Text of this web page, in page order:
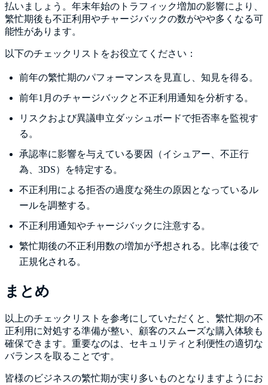
払いましょう。年末年始のトラフィック増加の影響により、
繁忙期後も不正利用やチャージバックの数がやや多くなる可
能性があります。
以下のチェックリストをお役立てください：
前年の繁忙期のパフォーマンスを見直し、知見を得る。
前年1月のチャージバックと不正利用通知を分析する。
リスクおよび異議申立ダッシュボードで拒否率を監視す
る。
承認率に影響を与えている要因（イシュアー、不正行
為、3DS）を特定する。
不正利用による拒否の過度な発生の原因となっているル
ールを調整する。
不正利用通知やチャージバックに注意する。
繁忙期後の不正利用数の増加が予想される。比率は後で
正規化される。
まとめ
以上のチェックリストを参考にしていただくと、繁忙期の不
正利用に対処する準備が整い、顧客のスムーズな購入体験も
確保できます。重要なのは、セキュリティと利便性の適切な
バランスを取ることです。
皆様のビジネスの繁忙期が実り多いものとなりますようにお